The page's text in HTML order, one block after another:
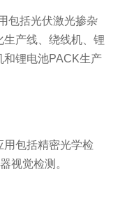
包括光伏激光掺杂
产线、绕线机、锂
和锂电池PACK生产
包括精密光学检
视觉检测。